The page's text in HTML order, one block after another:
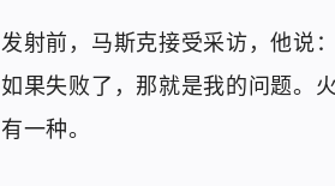
发射前，马斯克接受采访，他
如果失败了，那就是我的问题。
有一种。